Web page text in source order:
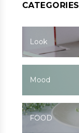
CATEGORIES
Look
Mood
FOOD